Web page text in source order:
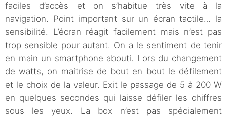
faciles d’accès et on s’habitue très vite à la
navigation. Point important sur un écran tactile… la
sensibilité. L’écran réagit facilement mais n’est pas
trop sensible pour autant. On a le sentiment de tenir
en main un smartphone abouti. Lors du changement
de watts, on maitrise de bout en bout le défilement
et le choix de la valeur. Exit le passage de 5 à 200 W
en quelques secondes qui laisse défiler les chiffres
sous les yeux. La box n’est pas spécialement